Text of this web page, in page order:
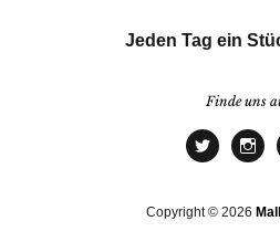
Jeden Tag ein
Finde uns
Copyright © 2026